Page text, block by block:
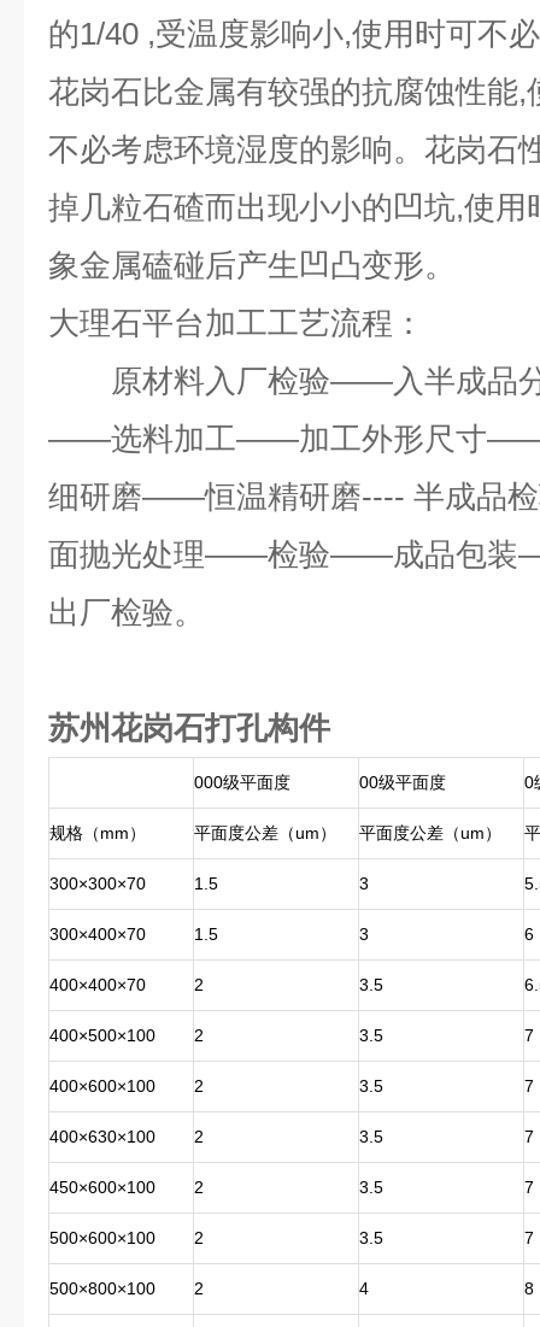
的1/40 ,受温度影响小,使用时可不
花岗石比金属有较强的抗腐蚀性能,
不必考虑环境湿度的影响。花岗石
掉几粒石碴而出现小小的凹坑,使用
象金属磕碰后产生凹凸变形。
大理石平台加工工艺流程：
原材料入厂检验——入半成品
——选料加工——加工外形尺寸
细研磨——恒温精研磨---- 半成
面抛光处理——检验——成品包
出厂检验。
苏州花岗石打孔构件
000级平面度 00级平面度 0
规格（mm） 平面度公差（um） 平面度公差（um）
300×300×70 1.5 3
300×400×70 1.5 3 6
400×400×70 2 3.5
400×500×100 2 3.5 7
400×600×100 2 3.5 7
400×630×100 2 3.5 7
450×600×100 2 3.5 7
500×600×100 2 3.5 7
500×800×100 2 4 8